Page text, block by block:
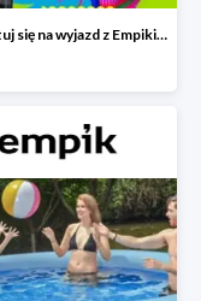
Przygotuj się na wyjazd z Empikiem - rabaty do -50%